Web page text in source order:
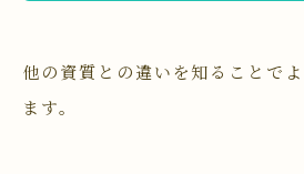
他の資質との違いを知ることで
ます。